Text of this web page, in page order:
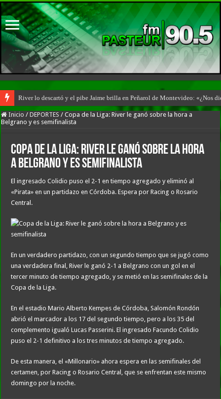
River lo descartó y el pibe Jaime brilla en Peñarol de Montevideo: «¿Nos
Inicio / DEPORTES / Copa de la Liga: River le ganó sobre la hora a
Belgrano y es semifinalista
Copa de la Liga: River le ganó sobre la hora
a Belgrano y es semifinalista
El ingresado Colidio puso el 2-1 en tiempo agregado y eliminó al
«Pirata» en un partidazo en Córdoba. Espera por Racing o Rosario
Central.
En un verdadero partidazo, con un segundo tiempo que se jugó como
una verdadera final, River le ganó 2-1 a Belgrano con un gol en el
tercer minuto de tiempo agregado, y se metió en las semifinales de la
Copa de la Liga.
En el estadio Mario Alberto Kempes de Córdoba, Salomón Rondón
abrió el marcador a los 17 del segundo tiempo, pero a los 35 del
complemento igualó Lucas Passerini. El ingresado Facundo Colidio
puso el 2-1 definitivo a los tres minutos de tiempo agregado.
De esta manera, el «Millonario» ahora espera en las semifinales del
certamen, por Racing o Rosario Central, que se enfrentan este mismo
domingo por la noche.